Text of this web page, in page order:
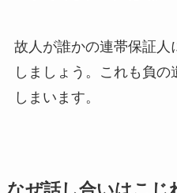
故人が誰かの連帯保証人
しましょう。これも負
しまいます。